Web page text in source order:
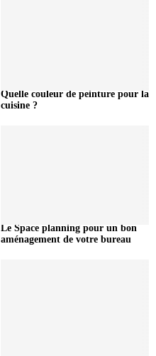
Quelle couleur de peinture pour la
cuisine ?
Le Space planning pour un bon
aménagement de votre bureau